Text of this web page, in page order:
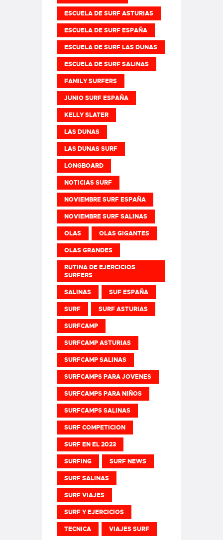
ESCUELA DE SURF ASTURIAS
ESCUELA DE SURF ESPAÑA
ESCUELA DE SURF LAS DUNAS
ESCUELA DE SURF SALINAS
FAMILY SURFERS
JUNIO SURF ESPAÑA
KELLY SLATER
LAS DUNAS
LAS DUNAS SURF
LONGBOARD
NOTICIAS SURF
NOVIEMBRE SURF ESPAÑA
NOVIEMBRE SURF SALINAS
OLAS OLAS GIGANTES
OLAS GRANDES
RUTINA DE EJERCICIOS
SURFERS
SALINAS SUF ESPAÑA
SURF SURF ASTURIAS
SURFCAMP
SURFCAMP ASTURIAS
SURFCAMP SALINAS
SURFCAMPS PARA JOVENES
SURFCAMPS PARA NIÑOS
SURFCAMPS SALINAS
SURF COMPETICION
SURF EN EL 2023
SURFING SURF NEWS
SURF SALINAS
SURF VIAJES
SURF Y EJERCICIOS
TECNICA VIAJES SURF